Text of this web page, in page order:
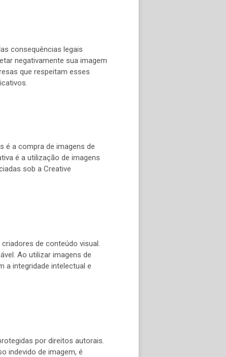
consequências legais
negativamente sua imagem
que respeitam esses
é a compra de imagens de
é a utilização de imagens
sob a Creative
de conteúdo visual.
Ao utilizar imagens de
a integridade intelectual e
por direitos autorais.
indevido de imagem, é